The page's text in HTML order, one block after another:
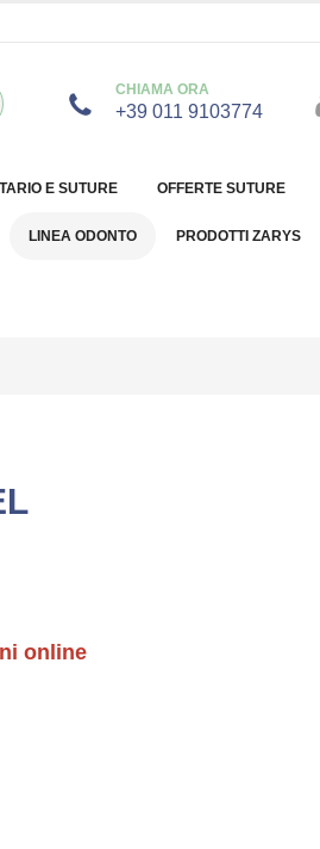
CHIAMA ORA
+39 011 9103774
E SUTURE OFFERTE SUTURE
LINEA ODONTO PRODOTTI ZARYS
online